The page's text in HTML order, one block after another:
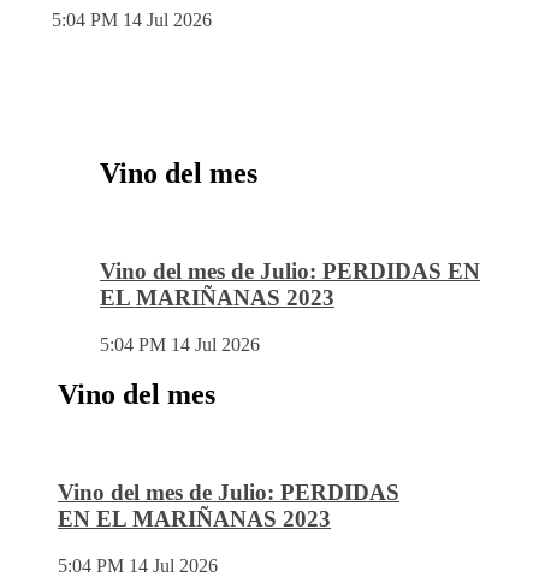
5:04 PM 14 Jul 2026
Vino del mes
Vino del mes de Julio: PERDIDAS EN
EL MARIÑANAS 2023
5:04 PM 14 Jul 2026
Vino del mes
Vino del mes de Julio: PERDIDAS
EN EL MARIÑANAS 2023
5:04 PM 14 Jul 2026